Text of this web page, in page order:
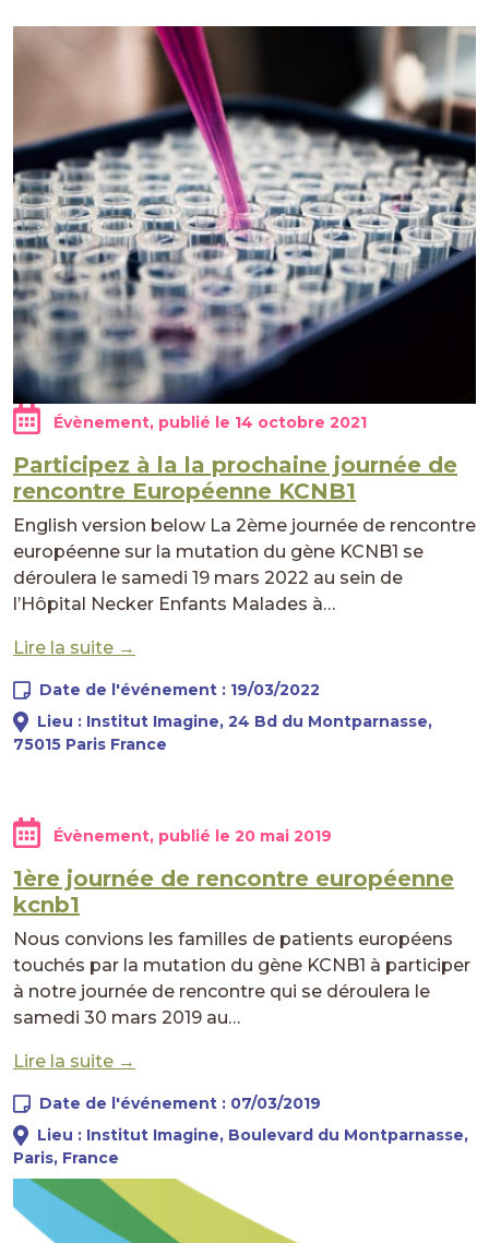
Évènement, publié le 14 octobre 2021
Participez à la la prochaine journée de
rencontre Européenne KCNB1
English version below La 2ème journée de rencontre
européenne sur la mutation du gène KCNB1 se
déroulera le samedi 19 mars 2022 au sein de
l’Hôpital Necker Enfants Malades à…
Lire la suite →
Date de l'événement : 19/03/2022
Lieu : Institut Imagine, 24 Bd du Montparnasse,
75015 Paris France
Évènement, publié le 20 mai 2019
1ère journée de rencontre européenne
kcnb1
Nous convions les familles de patients européens
touchés par la mutation du gène KCNB1 à participer
à notre journée de rencontre qui se déroulera le
samedi 30 mars 2019 au…
Lire la suite →
Date de l'événement : 07/03/2019
Lieu : Institut Imagine, Boulevard du Montparnasse,
Paris, France